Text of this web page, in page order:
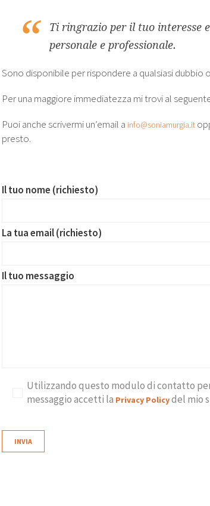
Ti ringrazio per il tuo interesse
personale e professionale.
Sono disponibile per rispondere a qualsiasi dubbio
Per una maggiore immediatezza mi trovi al
Puoi anche scrivermi un’email a info@soniamurgia.it
presto.
Il tuo nome (richiesto)
La tua email (richiesto)
Il tuo messaggio
Utilizzando questo modulo di contatto
messaggio accetti la Privacy Policydel mio